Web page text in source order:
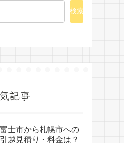
検索
記事
富士市から札幌市への
引越見積り・料金は？